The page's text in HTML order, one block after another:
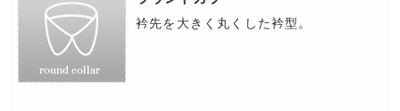
衿先を大きく丸くした衿型。